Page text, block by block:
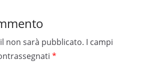
non sarà pubblicato. I campi
*